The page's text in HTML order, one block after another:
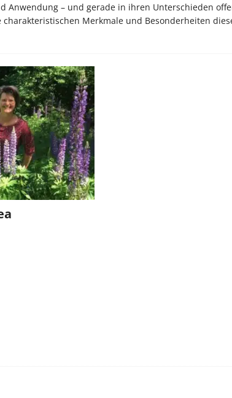
Anwendung – und gerade in ihren Unterschieden
Merkmale und Besonderheiten